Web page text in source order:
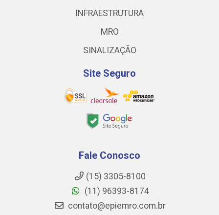
INFRAESTRUTURA
MRO
SINALIZAÇÃO
Site Seguro
Fale Conosco
(15) 3305-8100
(11) 96393-8174
contato@epiemro.com.br